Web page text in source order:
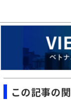
この記事の